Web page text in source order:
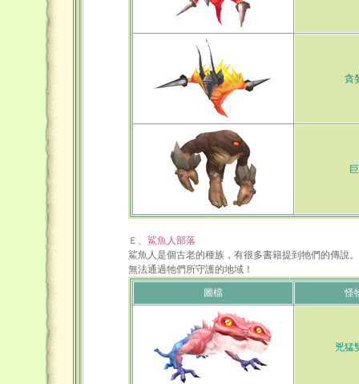
貪
Ｅ、鯊魚人部落
鯊魚人是個古老的種族，有很多書籍提到牠們的傳說
無法通過牠們所守護的地域！
圖檔 怪
兇猛